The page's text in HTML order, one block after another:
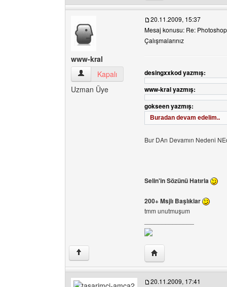
www-kral
www-kral Kullanıcının profilini görüntüle
Kapalı
Uzman Üye
20.11.2009, 15:37
Mesaj konusu: Re:
Çalışmalarınız
desingxxkod yazmış:
www-kral yazmış:
gokseen yazmış:
Buradan devam edelim..
Bur DAn Devamın Nedeni
Selin'in Sözünü Hatırla
200+ Msjlı Başlıklar
tmm unutmuşum
↑ Yazarın web sitesini
20.11.2009, 17:41